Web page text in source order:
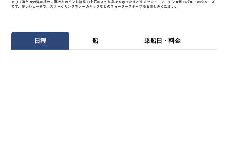
カリブ海と大西洋の境界に浮かぶ西インド諸島の宝石のような島々をゆったりと巡るセント・マーチン発着の7泊8日のクルーズ
です。美しいビーチで、スノーケリングやシーカヤックなどのウォータースポーツをお楽しみください。
日程 船 乗船日・料金